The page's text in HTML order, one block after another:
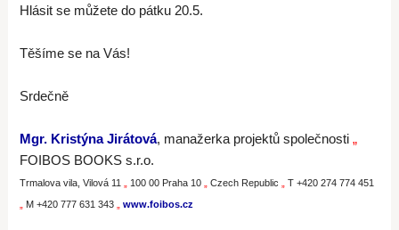
Hlásit se můžete do pátku 20.5.
Těšíme se na Vás!
Srdečně
Mgr. Kristýna Jirátová, manažerka projektů společnosti„
FOIBOS BOOKS s.r.o.
Trmalova vila, Vilová 11 100 00 Praha 10 Czech Republic
T +420 274 774 451
M +420 777 631 343 www.foibos.cz